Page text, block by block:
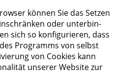
kön­nen Sie das Set­zen
oder unter­bin­
sich so kon­fi­gu­rie­ren, dass
Pro­gramms von selbst
von Coo­kies kann
unse­rer Web­site zur